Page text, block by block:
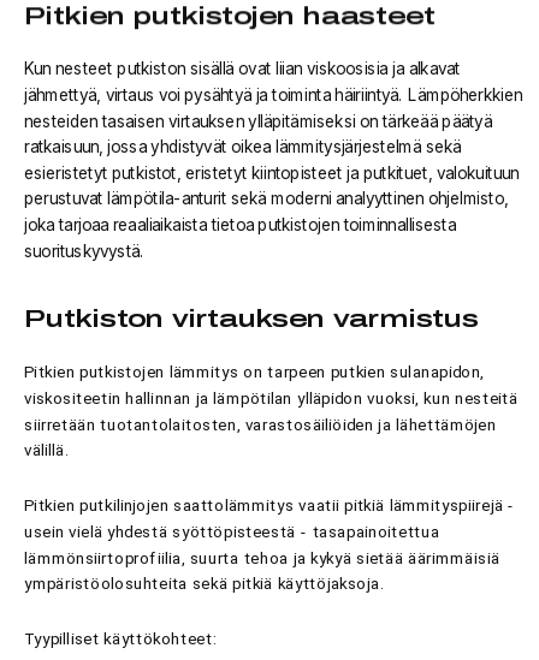
Pitkien putkistojen haasteet
Kun nesteet putkiston sisällä ovat liian viskoosisia ja alkavat
jähmettyä, virtaus voi pysähtyä ja toiminta häiriintyä. Lämpöherkkien
nesteiden tasaisen virtauksen ylläpitämiseksi on tärkeää päätyä
ratkaisuun, jossa yhdistyvät oikea lämmitysjärjestelmä sekä
esieristetyt putkistot, eristetyt kiintopisteet ja putkituet, valokuituun
perustuvat lämpötila-anturit sekä moderni analyyttinen ohjelmisto,
joka tarjoaa reaaliaikaista tietoa putkistojen toiminnallisesta
suorituskyvystä.
Putkiston virtauksen varmistus
Pitkien putkistojen lämmitys on tarpeen putkien sulanapidon,
viskositeetin hallinnan ja lämpötilan ylläpidon vuoksi, kun nesteitä
siirretään tuotantolaitosten, varastosäiliöiden ja lähettämöjen
välillä.
Pitkien putkilinjojen saattolämmitys vaatii pitkiä lämmityspiirejä -
usein vielä yhdestä syöttöpisteestä - tasapainoitettua
lämmönsiirtoprofiilia, suurta tehoa ja kykyä sietää äärimmäisiä
ympäristöolosuhteita sekä pitkiä käyttöjaksoja.
Tyypilliset käyttökohteet: